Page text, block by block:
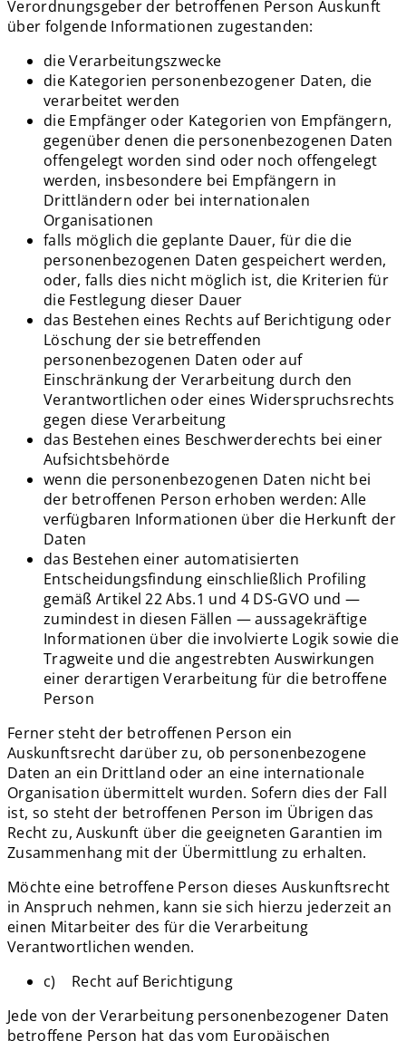
Verordnungsgeber der betroffenen Person Auskunft
über folgende Informationen zugestanden:
die Verarbeitungszwecke
die Kategorien personenbezogener Daten, die
verarbeitet werden
die Empfänger oder Kategorien von Empfängern,
gegenüber denen die personenbezogenen Daten
offengelegt worden sind oder noch offengelegt
werden, insbesondere bei Empfängern in
Drittländern oder bei internationalen
Organisationen
falls möglich die geplante Dauer, für die die
personenbezogenen Daten gespeichert werden,
oder, falls dies nicht möglich ist, die Kriterien für
die Festlegung dieser Dauer
das Bestehen eines Rechts auf Berichtigung oder
Löschung der sie betreffenden
personenbezogenen Daten oder auf
Einschränkung der Verarbeitung durch den
Verantwortlichen oder eines Widerspruchsrechts
gegen diese Verarbeitung
das Bestehen eines Beschwerderechts bei einer
Aufsichtsbehörde
wenn die personenbezogenen Daten nicht bei
der betroffenen Person erhoben werden: Alle
verfügbaren Informationen über die Herkunft der
Daten
das Bestehen einer automatisierten
Entscheidungsfindung einschließlich Profiling
gemäß Artikel 22 Abs.1 und 4 DS-GVO und —
zumindest in diesen Fällen — aussagekräftige
Informationen über die involvierte Logik sowie die
Tragweite und die angestrebten Auswirkungen
einer derartigen Verarbeitung für die betroffene
Person
Ferner steht der betroffenen Person ein
Auskunftsrecht darüber zu, ob personenbezogene
Daten an ein Drittland oder an eine internationale
Organisation übermittelt wurden. Sofern dies der Fall
ist, so steht der betroffenen Person im Übrigen das
Recht zu, Auskunft über die geeigneten Garantien im
Zusammenhang mit der Übermittlung zu erhalten.
Möchte eine betroffene Person dieses Auskunftsrecht
in Anspruch nehmen, kann sie sich hierzu jederzeit an
einen Mitarbeiter des für die Verarbeitung
Verantwortlichen wenden.
c) Recht auf Berichtigung
Jede von der Verarbeitung personenbezogener Daten
betroffene Person hat das vom Europäischen